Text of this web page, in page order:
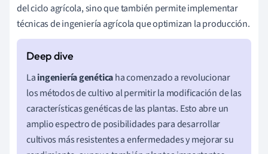
del ciclo agrícola, sino que también permite implementar
técnicas de ingeniería agrícola que optimizan la producción.
Laingeniería genéticaha comenzado a revolucionar
los métodos de cultivo al permitir la modificación de las
características genéticas de las plantas. Esto abre un
amplio espectro de posibilidades para desarrollar
cultivos más resistentes a enfermedades y mejorar su